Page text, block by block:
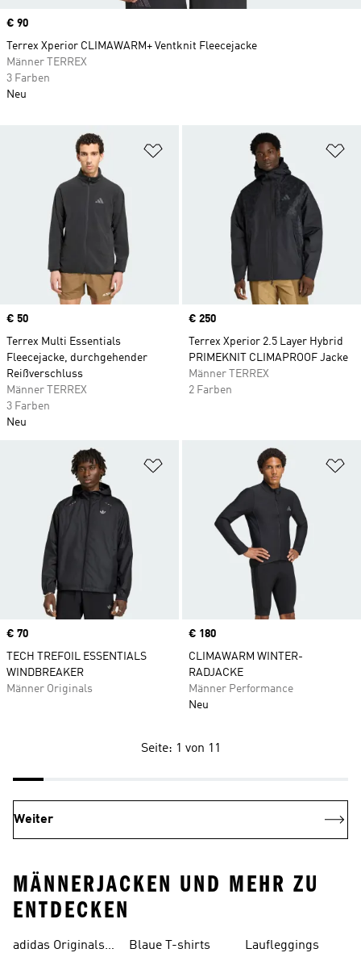
Zur Wunschliste hinzufügen
Price
€ 50
Terrex Multi Essentials
Fleecejacke, durchgehender
Reißverschluss
Männer TERREX
3 Farben
Neu
Price
€ 250
Terrex Xperior 2.5 Layer Hybrid
PRIMEKNIT CLIMAPROOF Jacke
Männer TERREX
2 Farben
Zur Wunschliste hinzufügen
Price
€ 70
TECH TREFOIL ESSENTIALS
WINDBREAKER
Männer Originals
Price
€ 180
CLIMAWARM WINTER-
RADJACKE
Männer Performance
Neu
Price
€ 90
Terrex Xperior CLIMAWARM+ Ventknit Fleecejacke
Männer TERREX
3 Farben
Neu
Seite: 1 von 11
Weiter
MÄNNERJACKEN UND MEHR ZU
ENTDECKEN
adidas Originals
Blaue T-shirts Laufleggings